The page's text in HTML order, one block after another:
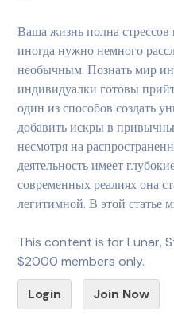
Ваша жизнь полна
иногда нужно немного
необычным. Познать мир
индивидуалки готовы
один из способов создать
добавить искры в
несмотря на
деятельность имеет
современных реалиях она
легитимной. В этой статье
This content is for Lunar,
$2000 members only.
Login
Join Now